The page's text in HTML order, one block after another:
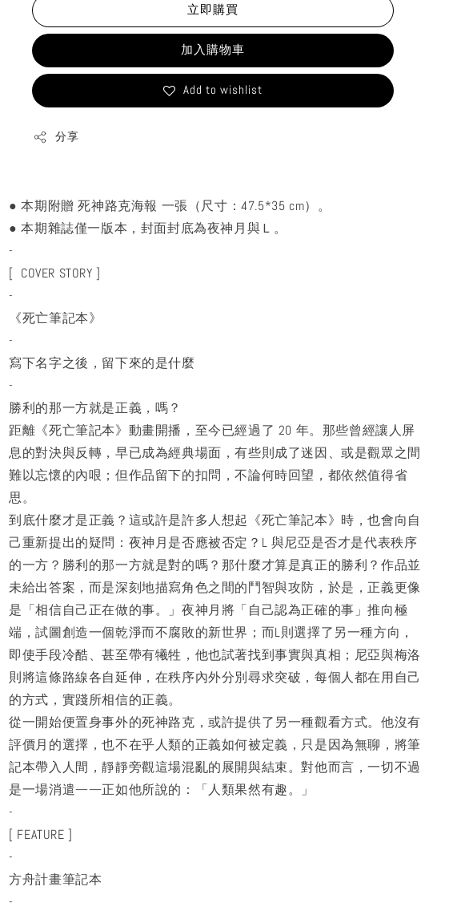
立即購買
加入購物車
Add to wishlist
分享
● 本期附贈 死神路克海報 一張（尺寸：47.5*35 cm）。
● 本期雜誌僅一版本，封面封底為夜神月與Ｌ。
-
[ COVER STORY ]
-
《死亡筆記本》
-
寫下名字之後，留下來的是什麼
-
勝利的那一方就是正義，嗎？
距離《死亡筆記本》動畫開播，至今已經過了 20 年。那些曾經讓人屏
息的對決與反轉，早已成為經典場面，有些則成了迷因、或是觀眾之間
難以忘懷的內哏；但作品留下的扣問，不論何時回望，都依然值得省
思。
到底什麼才是正義？這或許是許多人想起《死亡筆記本》時，也會向自
己重新提出的疑問：夜神月是否應被否定？L 與尼亞是否才是代表秩序
的一方？勝利的那一方就是對的嗎？那什麼才算是真正的勝利？作品並
未給出答案，而是深刻地描寫角色之間的鬥智與攻防，於是，正義更像
是「相信自己正在做的事。」夜神月將「自己認為正確的事」推向極
端，試圖創造一個乾淨而不腐敗的新世界；而L則選擇了另一種方向，
即使手段冷酷、甚至帶有犧牲，他也試著找到事實與真相；尼亞與梅洛
則將這條路線各自延伸，在秩序內外分別尋求突破，每個人都在用自己
的方式，實踐所相信的正義。
從一開始便置身事外的死神路克，或許提供了另一種觀看方式。他沒有
評價月的選擇，也不在乎人類的正義如何被定義，只是因為無聊，將筆
記本帶入人間，靜靜旁觀這場混亂的展開與結束。對他而言，一切不過
是一場消遣——正如他所說的：「人類果然有趣。」
-
[ FEATURE ]
-
方舟計畫筆記本
-